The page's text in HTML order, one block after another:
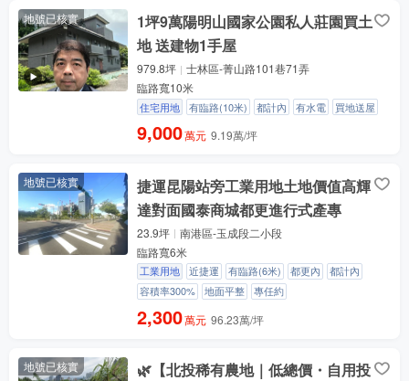
地號已核實
1坪9萬陽明山國家公園私人莊園買土
地 送建物1手屋
979.8坪
士林區-菁山路101巷71弄
臨路寬10米
住宅用地 有臨路(10米) 都計內 有水電 買地送屋
9,000萬元 9.19萬/坪
地號已核實
捷運昆陽站旁工業用地土地價值高輝
達對面國泰商城都更進行式產專
23.9坪
南港區-玉成段二小段
臨路寬6米
工業用地 近捷運 有臨路(6米) 都更內
都計內
容積率300%
地面平整 專任約
2,300萬元 96.23萬/坪
地號已核實
🌿【北投稀有農地｜低總價・自用投